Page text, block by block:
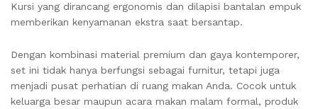
Kursi yang dirancang ergonomis dan dilapisi bantalan empuk
memberikan kenyamanan ekstra saat bersantap.
Dengan kombinasi material premium dan gaya kontemporer,
set ini tidak hanya berfungsi sebagai furnitur, tetapi juga
menjadi pusat perhatian di ruang makan Anda. Cocok untuk
keluarga besar maupun acara makan malam formal, produk